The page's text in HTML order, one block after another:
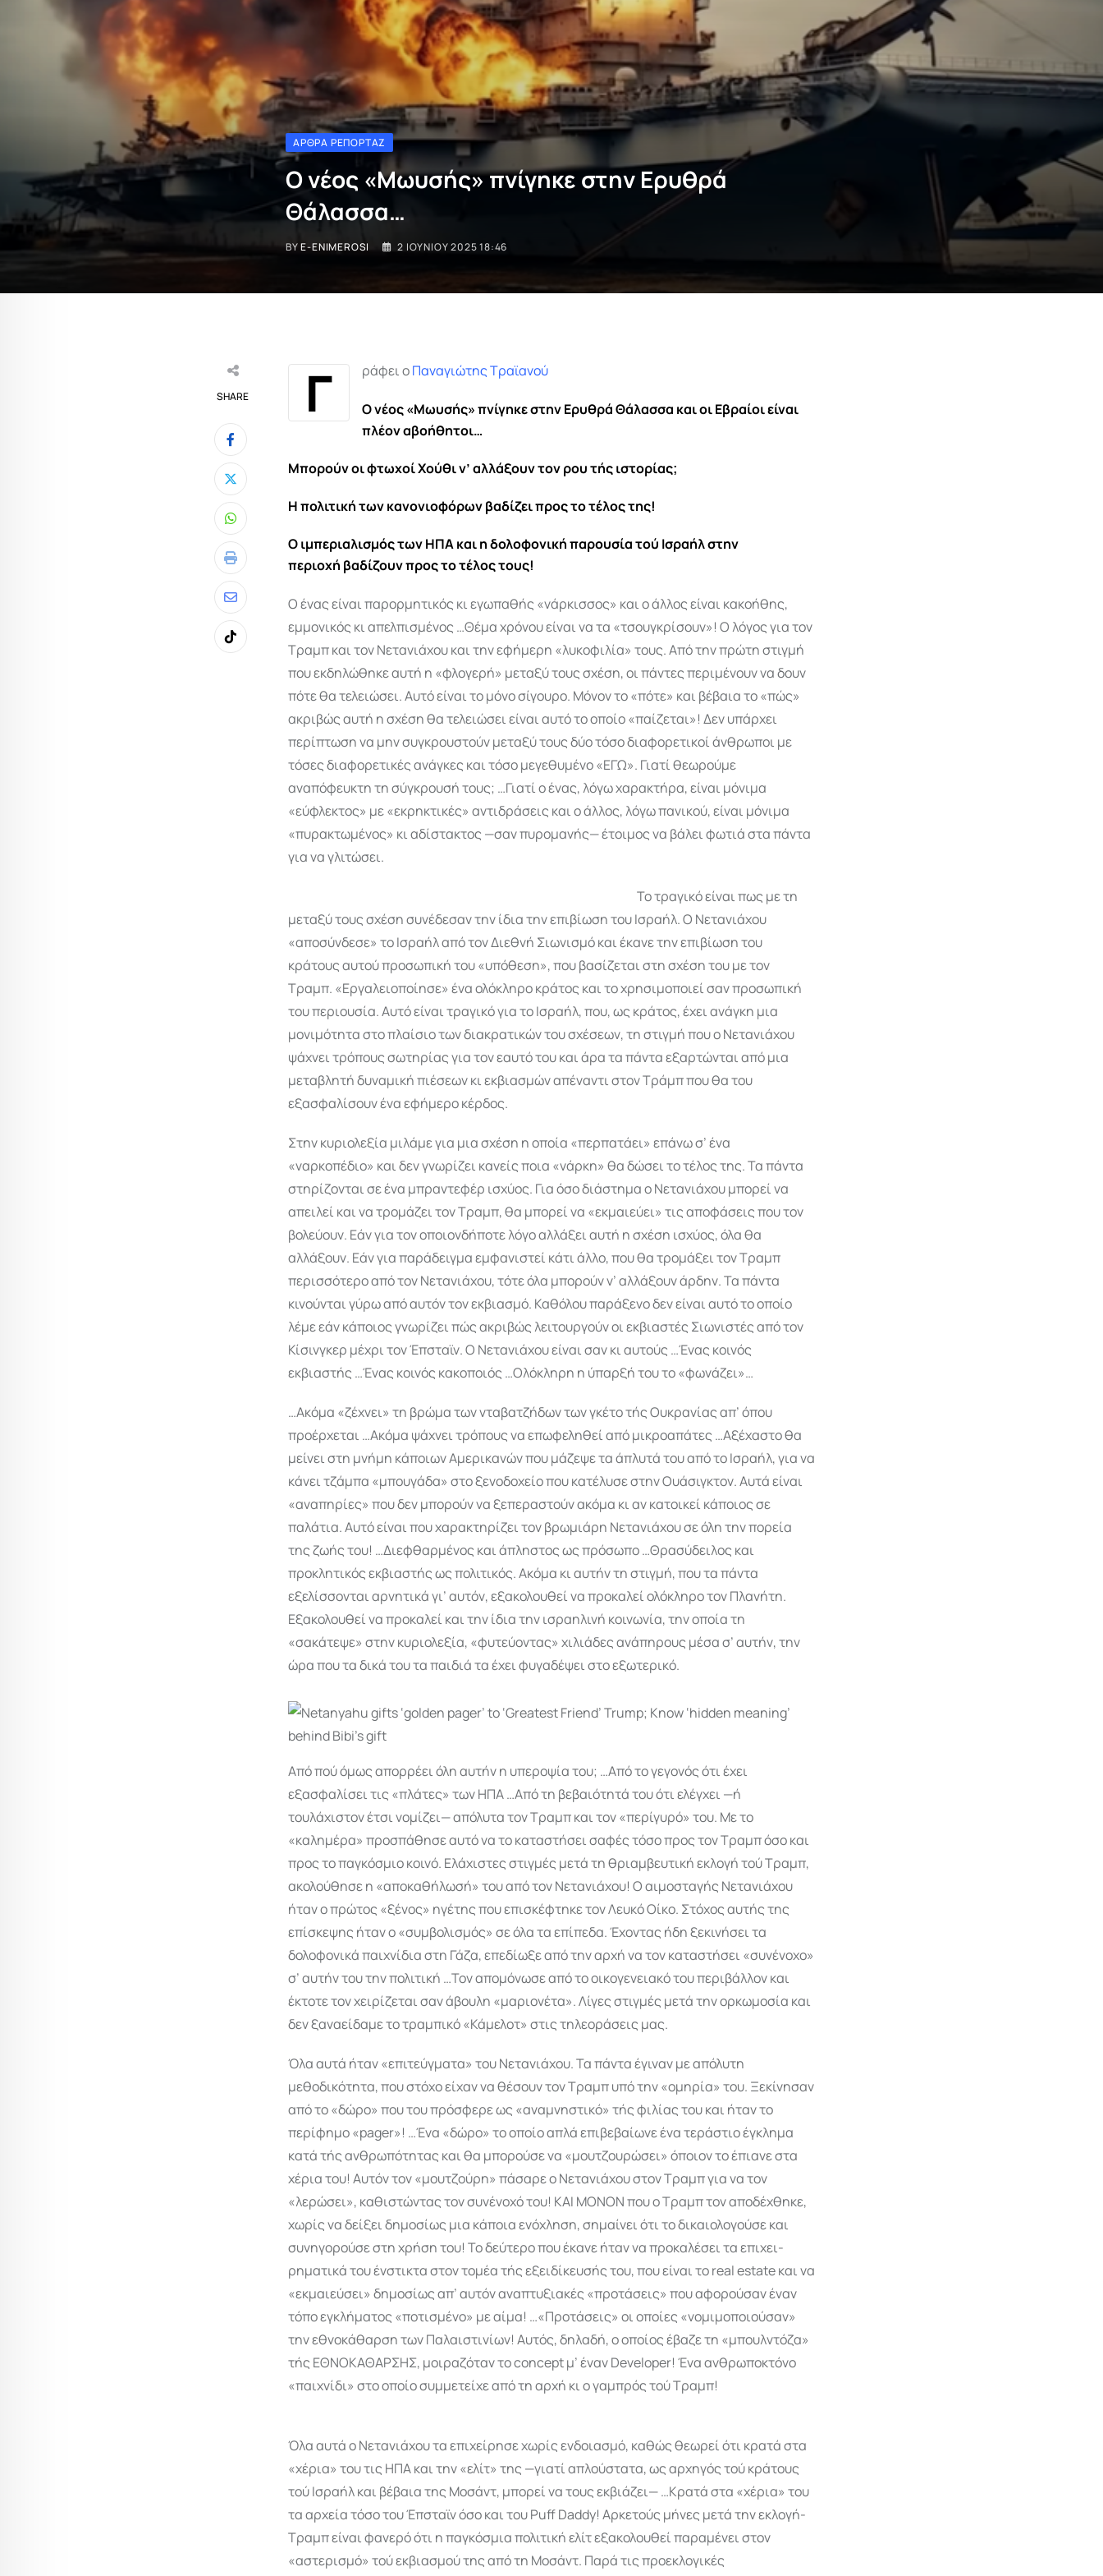
ΆΡΘΡΑ ΡΕΠΟΡΤΆΖ
Ο νέος «Μωυσής» πνίγηκε στην Ερυθρά
Θάλασσα…
BYE-ENIMEROSI 2 ΙΟΥΝΊΟΥ 2025 18:46
SHARE
Whatsapp
Print
Share
via
Email
Tiktok
Γ ράφει οΠαναγιώτης Τραϊανού
Ο νέος «Μωυσής» πνίγηκε στην Ερυθρά Θάλασσα και οι Εβραίοι είναι
πλέον αβοήθητοι…
Μπορούν οι φτωχοί Χούθι ν’ αλλάξουν τον ρου τής ιστορίας;
Η πολιτική των κανονιοφόρων βαδίζει προς το τέλος της!
Ο ιμπεριαλισμός των ΗΠΑ και η δολοφονική παρουσία τού Ισραήλ στην
περιοχή βαδίζουν προς το τέλος τους!
Ο ένας είναι παρορμητικός κι εγωπαθής «νάρκισσος» και ο άλλος είναι κακοήθης,
εμμονικός κι απελπισμένος …Θέμα χρόνου είναι να τα «τσουγκρίσουν»! Ο λόγος για τον
Τραμπ και τον Νετανιάχου και την εφήμερη «λυκοφιλία» τους. Από την πρώτη στιγμή
που εκδηλώθηκε αυτή η «φλογερή» μεταξύ τους σχέση, οι πάντες περιμένουν να δουν
πότε θα τελειώσει. Αυτό είναι το μόνο σίγουρο. Μόνον το «πότε» και βέβαια το «πώς»
ακριβώς αυτή η σχέση θα τελειώσει είναι αυτό το οποίο «παίζεται»! Δεν υπάρχει
περίπτωση να μην συγκρουστούν μεταξύ τους δύο τόσο διαφορετικοί άνθρωποι με
τόσες διαφορετικές ανάγκες και τόσο μεγεθυμένο «ΕΓΩ». Γιατί θεωρούμε
αναπόφευκτη τη σύγκρουσή τους; …Γιατί ο ένας, λόγω χαρακτήρα, είναι μόνιμα
«εύφλεκτος» με «εκρηκτικές» αντιδράσεις και ο άλλος, λόγω πανι­κού, είναι μόνιμα
«πυρακτωμένος» κι αδίστακτος —σαν πυρομανής— έτοιμος να βάλει φωτιά στα πάντα
για να γλιτώσει.
Το τραγικό είναι πως με τη
μεταξύ τους σχέση συνέδεσαν την ίδια την επιβίωση του Ισραήλ. Ο Νετανιάχου
«αποσύνδεσε» το Ισραήλ από τον Διεθνή Σιωνισμό και έκανε την επιβίωση του
κράτους αυτού προσωπική του «υπόθεση», που βασίζεται στη σχέση του με τον
Τραμπ. «Εργαλειοποίησε» ένα ολόκληρο κράτος και το χρησιμοποιεί σαν προσωπική
του περιουσία. Αυτό είναι τραγικό για το Ισραήλ, που, ως κράτος, έχει ανάγκη μια
μονιμότητα στο πλαίσιο των διακρατικών του σχέσεων, τη στιγμή που ο Νετανιάχου
ψάχνει τρόπους σωτηρίας για τον εαυτό του και άρα τα πάντα εξαρτώνται από μια
μεταβλητή δυναμική πιέσεων κι εκβιασμών απέναντι στον Τράμπ που θα του
εξασφαλίσουν ένα εφήμερο κέρδος.
Στην κυριολεξία μιλάμε για μια σχέση η οποία «περπατάει» επάνω σ’ ένα
«ναρκοπέδιο» και δεν γνωρίζει κανείς ποια «νάρκη» θα δώσει το τέλος της. Τα πάντα
στηρίζονται σε ένα μπραντεφέρ ισχύος. Για όσο διάστημα ο Νετανιάχου μπορεί να
απειλεί και να τρομάζει τον Τραμπ, θα μπορεί να «εκμαιεύει» τις αποφάσεις που τον
βολεύουν. Εάν για τον οποιον­δήποτε λόγο αλλάξει αυτή η σχέση ισχύος, όλα θα
αλλάξουν. Εάν για παράδειγμα εμφανιστεί κάτι άλλο, που θα τρομάξει τον Τραμπ
περισσότερο από τον Νετανιάχου, τότε όλα μπορούν ν’ αλλάξουν άρδην. Τα πάντα
κινούνται γύρω από αυτόν τον εκβιασμό. Καθόλου παράξενο δεν είναι αυτό το οποίο
λέμε εάν κάποιος γνωρίζει πώς ακριβώς λειτουργούν οι εκβιαστές Σιωνιστές από τον
Κίσινγκερ μέχρι τον Έπσταϊν. Ο Νετανιάχου είναι σαν κι αυτούς …Ένας κοινός
εκβιαστής …Ένας κοινός κακοποιός …Ολόκληρη η ύπαρξή του το «φωνάζει»…
…Ακόμα «ζέχνει» τη βρώμα των νταβατζήδων των γκέτο τής Ουκρανίας απ’ όπου
προέρχεται …Ακόμα ψάχνει τρόπους να επωφεληθεί από μικροαπάτες …Αξέχαστο θα
μείνει στη μνήμη κάποιων Αμερικανών που μάζεψε τα άπλυτά του από το Ισραήλ, για να
κάνει τζάμπα «μπουγάδα» στο ξενοδοχείο που κατέλυσε στην Ουάσιγκτον. Αυτά είναι
«αναπηρίες» που δεν μπορούν να ξεπεραστούν ακόμα κι αν κατοικεί κάποιος σε
παλάτια. Αυτό είναι που χαρακτηρίζει τον βρωμιάρη Νετανιάχου σε όλη την πορεία
της ζωής του! …Διεφθαρμένος και άπληστος ως πρόσωπο …Θρασύδειλος και
προκλητικός εκβιαστής ως πολιτικός. Ακόμα κι αυτήν τη στιγμή, που τα πάντα
εξελίσσονται αρνητικά γι’ αυτόν, εξακολουθεί να προκαλεί ολόκληρο τον Πλανήτη.
Εξακολουθεί να προκαλεί και την ίδια την ισραηλινή κοινωνία, την οποία τη
«σακάτεψε» στην κυριολεξία, «φυτεύοντας» χιλιάδες ανάπηρους μέσα σ’ αυτήν, την
ώρα που τα δικά του τα παιδιά τα έχει φυγαδέψει στο εξωτερικό.
Από πού όμως απορρέει όλη αυτήν η υπεροψία του; …Από το γεγονός ότι έχει
εξασφαλίσει τις «πλάτες» των ΗΠΑ …Από τη βεβαιότητά του ότι ελέγχει —ή
τουλάχιστον έτσι νομίζει— απόλυτα τον Τραμπ και τον «περίγυρό» του. Με το
«καλημέρα» προσπάθησε αυτό να το καταστήσει σαφές τόσο προς τον Τραμπ όσο και
προς το παγκόσμιο κοινό. Ελάχιστες στιγμές μετά τη θριαμβευτική εκλογή τού Τραμπ,
ακολούθησε η «αποκαθήλωσή» του από τον Νετανιάχου! Ο αιμοσταγής Νετανιάχου
ήταν ο πρώτος «ξένος» ηγέτης που επισκέφτηκε τον Λευκό Οίκο. Στόχος αυτής της
επίσκεψης ήταν ο «συμβολισμός» σε όλα τα επίπεδα. Έχοντας ήδη ξεκινήσει τα
δολοφονικά παιχνίδια στη Γάζα, επεδίωξε από την αρχή να τον καταστήσει «συνένοχο»
σ’ αυτήν του την πολιτική …Τον απομόνωσε από το οικογενειακό του περιβάλλον και
έκτοτε τον χειρίζεται σαν άβουλη «μαριονέτα». Λίγες στιγμές μετά την ορκωμοσία και
δεν ξαναείδαμε το τραμπικό «Κάμελοτ» στις τηλεοράσεις μας.
Όλα αυτά ήταν «επιτεύγματα» του Νετανιάχου. Τα πάντα έγιναν με απόλυτη
μεθοδικότητα, που στόχο είχαν να θέσουν τον Τραμπ υπό την «ομηρία» του. Ξεκίνησαν
από το «δώρο» που του πρόσφερε ως «αναμνηστικό» τής φιλίας του και ήταν το
περίφημο «pager»! …Ένα «δώρο» το οποίο απλά επιβεβαίωνε ένα τεράστιο έγκλημα
κατά τής ανθρωπότητας και θα μπορούσε να «μουτζουρώσει» όποιον το έπιανε στα
χέρια του! Αυτόν τον «μουτζούρη» πάσαρε ο Νετανιάχου στον Τραμπ για να τον
«λερώσει», καθιστώντας τον συνένοχό του! ΚΑΙ ΜΟΝΟΝ που ο Τραμπ τον αποδέχθηκε,
χωρίς να δείξει δημοσίως μια κάποια ενόχληση, σημαίνει ότι το δικαιολογούσε και
συνηγορούσε στη χρήση του! Το δεύτερο που έκανε ήταν να προκαλέσει τα επιχει­
ρηματικά του ένστικτα στον τομέα τής εξειδίκευσής του, που είναι το real estate και να
«εκμαιεύσει» δημοσίως απ’ αυτόν αναπτυξιακές «προτάσεις» που αφορούσαν έναν
τόπο εγκλήματος «ποτισμένο» με αίμα! …«Προτάσεις» οι οποίες «νομιμο­ποιούσαν»
την εθνοκάθαρση των Παλαιστι­νίων! Αυτός, δηλαδή, ο οποίος έβαζε τη «μπουλντόζα»
τής ΕΘΝΟΚΑΘΑΡΣΗΣ, μοιραζόταν το concept μ’ έναν Developer! Ένα ανθρωποκτόνο
«παιχνίδι» στο οποίο συμμετείχε από τη αρχή κι ο γαμπρός τού Τραμπ!
Όλα αυτά ο Νετανιάχου τα επιχείρησε χωρίς ενδοιασμό, καθώς θεωρεί ότι κρατά στα
«χέρια» του τις ΗΠΑ και την «ελίτ» της —γιατί απλούστατα, ως αρχηγός τού κράτους
τού Ισραήλ και βέβαια της Μοσάντ, μπορεί να τους εκβιάζει— …Κρατά στα «χέρια» του
τα αρχεία τόσο του Έπσταϊν όσο και του Puff Daddy! Αρκετούς μήνες μετά την εκλογή-
Τραμπ είναι φανερό ότι η παγκόσμια πολιτική ελίτ εξακολουθεί παραμένει στον
«αστερισμό» τού εκβιασμού της από τη Μοσάντ. Παρά τις προεκλογικές